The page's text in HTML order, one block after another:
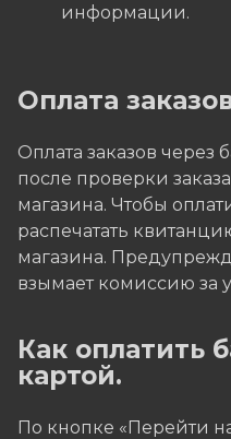
информации.
Оплата
Оплата заказов через
после проверки
магазина. Чтобы
распечатать
магазина.
взымает комиссию за
Как оплатить
картой.
По кнопке «Перейти